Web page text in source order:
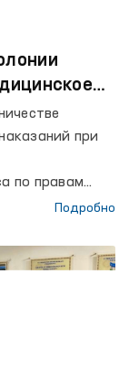
при
по правам
наказания №
Подробно